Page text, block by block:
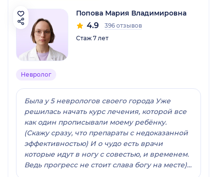
Попова Мария Владимировна
4.9
396 отзывов
Стаж 7 лет
Невролог
Была у 5 неврологов своего города Уже
решилась начать курс лечения, которой все
как один прописывали моему ребёнку.
(Скажу сразу, что препараты с недоказанной
эффективностью) И о чудо есть врачи
которые идут в ногу с совестью, и временем.
Ведь прогресс не стоит слава богу на месте)